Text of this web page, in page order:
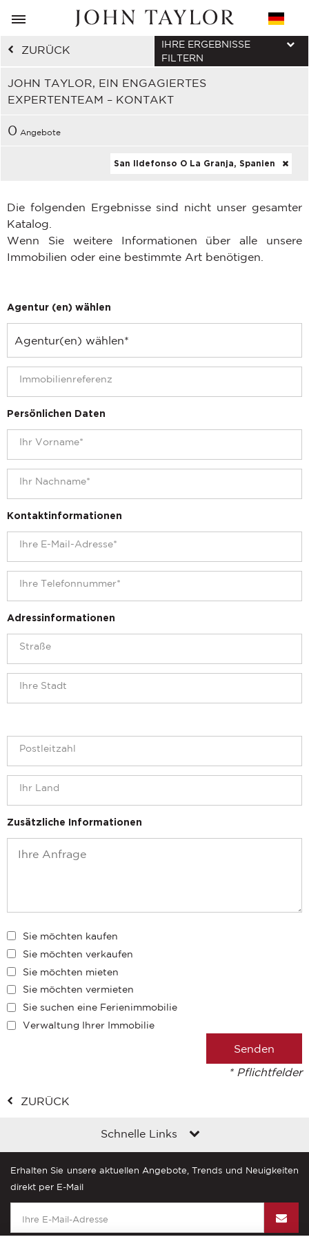
ZURÜCK
JOHN TAYLOR, EIN ENGAGIERTES
EXPERTENTEAM – KONTAKT
IHRE ERGEBNISSE
FILTERN
0 Angebote
San Ildefonso O La Granja, Spanien
Die folgenden Ergebnisse sind nicht unser gesamter
Katalog.
Wenn Sie weitere Informationen über alle unsere
Immobilien oder eine bestimmte Art benötigen.
Agentur (en) wählen
Persönlichen Daten
Kontaktinformationen
Adressinformationen
Zusätzliche Informationen
Sie möchten kaufen
Sie möchten verkaufen
Sie möchten mieten
Sie möchten vermieten
Sie suchen eine Ferienimmobilie
Verwaltung Ihrer Immobilie
* Pflichtfelder
ZURÜCK
Schnelle Links
Erhalten Sie unsere aktuellen Angebote, Trends und Neuigkeiten
direkt per E-Mail